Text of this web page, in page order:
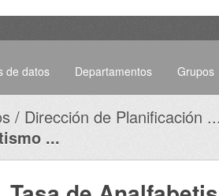
de datos Departamentos Grupos
Dirección de Planificación ...
...